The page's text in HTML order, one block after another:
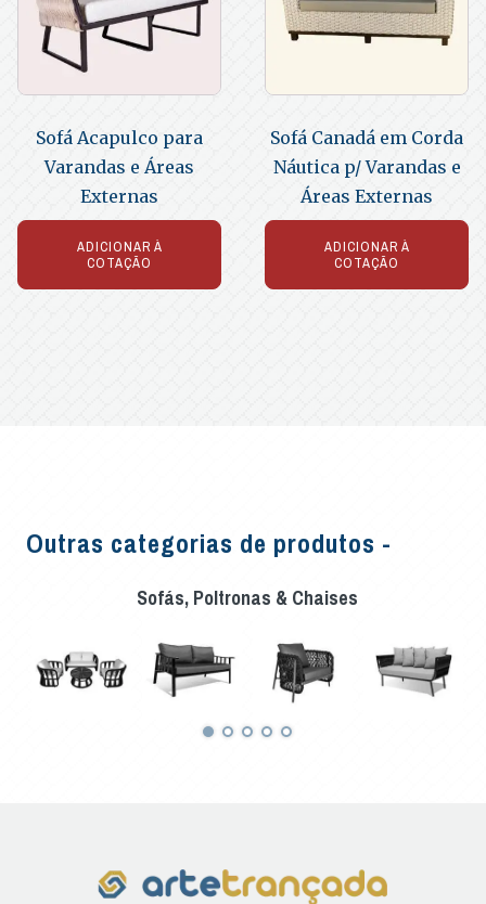
Sofá Acapulco para
Varandas e Áreas
Externas
ADICIONAR À
COTAÇÃO
Sofá Canadá em Corda
Náutica p/ Varandas e
Áreas Externas
ADICIONAR À
COTAÇÃO
Outras categorias de produtos -
Sofás, Poltronas & Chaises